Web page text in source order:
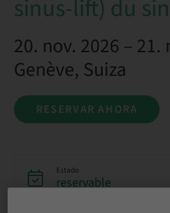
sinus-lift) du
20. nov. 2026 – 21.
Genève, Suiza
RESERVAR AHORA
Estado
reservable